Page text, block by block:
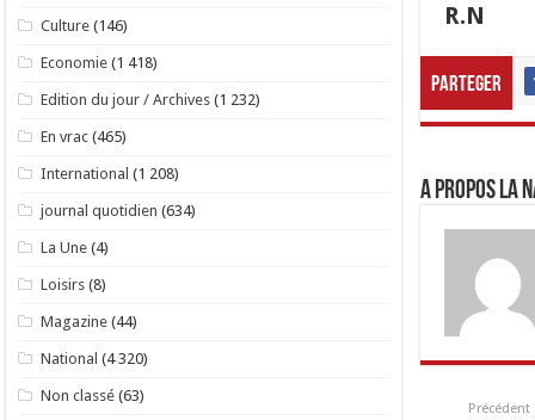
R.N
Parteger
A propos LA
Précédent
Culture (146)
Economie (1 418)
Edition du jour / Archives (1 232)
En vrac (465)
International (1 208)
journal quotidien (634)
La Une (4)
Loisirs (8)
Magazine (44)
National (4 320)
Non classé (63)